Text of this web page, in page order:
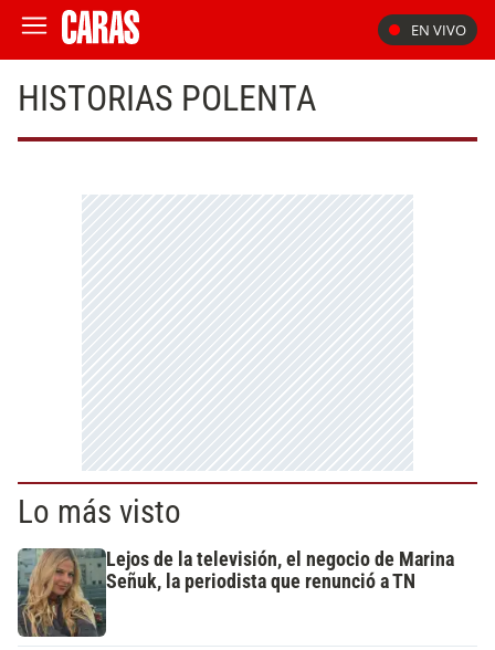
EN VIVO
HISTORIAS POLENTA
Lo más visto
Lejos de la televisión, el negocio de Marina
Señuk, la periodista que renunció a TN